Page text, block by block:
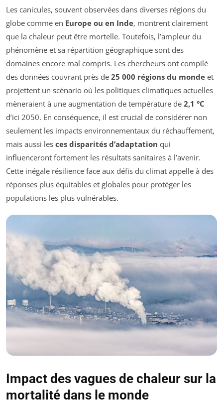
Les canicules, souvent observées dans diverses régions du
globe comme en Europe ou en Inde, montrent clairement
que la chaleur peut être mortelle. Toutefois, l’ampleur du
phénomène et sa répartition géographique sont des
domaines encore mal compris. Les chercheurs ont compilé
des données couvrant près de 25 000 régions du monde et
projettent un scénario où les politiques climatiques actuelles
mèneraient à une augmentation de température de 2,1 °C
d’ici 2050. En conséquence, il est crucial de considérer non
seulement les impacts environnementaux du réchauffement,
mais aussi les ces disparités d’adaptation qui
influenceront fortement les résultats sanitaires à l’avenir.
Cette inégale résilience face aux défis du climat appelle à des
réponses plus équitables et globales pour protéger les
populations les plus vulnérables.
Impact des vagues de chaleur sur la
mortalité dans le monde